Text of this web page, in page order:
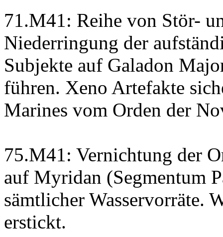
71.M41: Reihe von Stör-
Niederringung der
Subjekte auf Galadon
führen. Xeno Artefakte
Marines vom Orden der
75.M41: Vernichtung der
auf Myridan (Segmentum
sämtlicher Wasservorräte.
erstickt.